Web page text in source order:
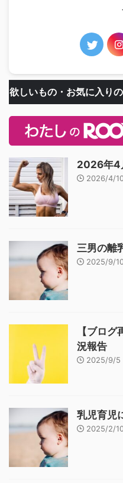
欲しいもの・お気に入り
2026年4
2026/4/
三男の離
2025/9/
【ブロ
況報告
2025/9/5
乳児育児
2025/2/